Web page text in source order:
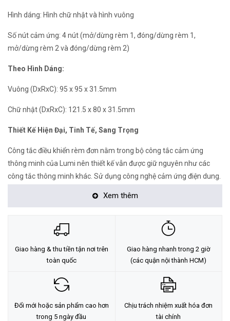
Hình dáng: Hình chữ nhật và hình vuông
Số nút cảm ứng: 4 nút (mở/dừng rèm 1, đóng/dừng rèm 1,
mở/dừng rèm 2 và đóng/dừng rèm 2)
Theo Hình Dáng:
Vuông (DxRxC): 95 x 95 x 31.5mm
Chữ nhật (DxRxC): 121.5 x 80 x 31.5mm
Thiết Kế Hiện Đại, Tinh Tế, Sang Trọng
Công tắc điều khiển rèm đơn nằm trong bộ công tắc cảm ứng
thông minh của Lumi nên thiết kế vẫn được giữ nguyên như các
công tắc thông minh khác. Sử dụng công nghệ cảm ứng điện dung.
thời, đèn Led luôn được tỏa sáng dù bật hay tắt. Vì vậy, bạn sẽ thấy
tinh tế, sang trọng và hiện đại.
Công tắc điều khiển rèm đôi là công tắc cảm ứng thông minh. Chỉ
cần chạm nhẹ vào biểu tượng hình tròn trên bề mặt kính. Có thể
Xem thêm
Giao hàng & thu tiền tận nơi trên
toàn quốc
Giao hàng nhanh trong 2 giờ
(các quận nội thành HCM)
Đổi mới hoặc sản phẩm cao hơn
trong 5 ngày đầu
Chịu trách nhiệm xuất hóa đơn
tài chính